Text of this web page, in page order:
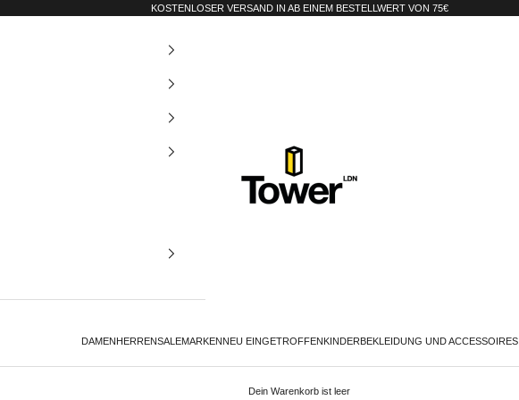
KOSTENLOSER VERSAND IN AB EINEM BESTELLWERT VON 75€
Tower-London.De
DAMEN HERRENSALEMARKEN NEU EINGETROFFEN KINDER BEKLEIDUNG UND ACCESSOIRES
Dein Warenkorb ist leer